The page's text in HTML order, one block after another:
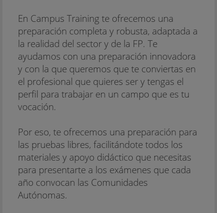
En Campus Training te ofrecemos una
preparación completa y robusta, adaptada a
la realidad del sector y de la FP. Te
ayudamos con una preparación innovadora
y con la que queremos que te conviertas en
el profesional que quieres ser y tengas el
perfil para trabajar en un campo que es tu
vocación.
Por eso, te ofrecemos una preparación para
las pruebas libres, facilitándote todos los
materiales y apoyo didáctico que necesitas
para presentarte a los exámenes que cada
año convocan las Comunidades
Autónomas.